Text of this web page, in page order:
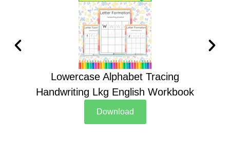
Lowercase Alphabet Tracing
Handwriting Lkg English Workbook
Download